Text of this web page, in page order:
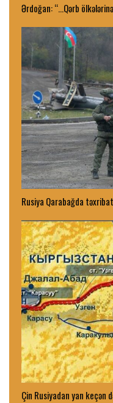
Ərdoğan: “…Qərb
Rusiya Qarabağda
Çin Rusiyadan yan keçən